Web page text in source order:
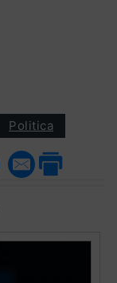
Politica